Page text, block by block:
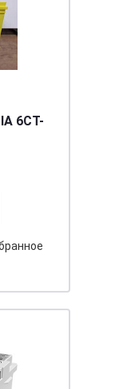
6CT-